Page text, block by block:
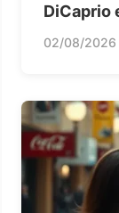
DiCaprio
02/08/2026